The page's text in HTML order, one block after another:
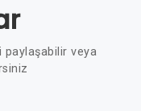
paylaşabilir veya